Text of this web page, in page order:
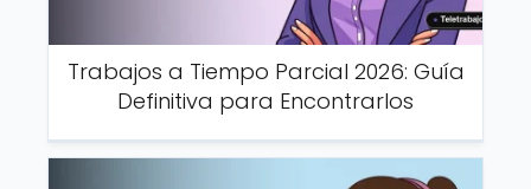
Trabajos a Tiempo Parcial 2026: Guía
Definitiva para Encontrarlos